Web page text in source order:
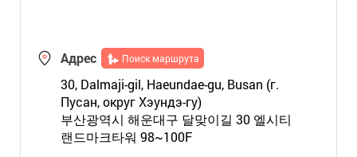
Адрес Поиск маршрута
30, Dalmaji-gil, Haeundae-gu, Busan (г.
Пусан, округ Хэундэ-гу)
부산광역시 해운대구 달맞이길 30 엘시티
랜드마크타워 98~100F